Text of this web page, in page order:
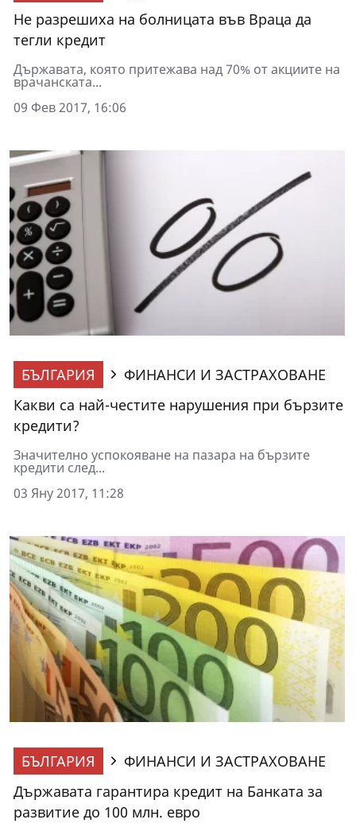
Не разрешиха на болницата във Враца да
тегли кредит
Държавата, която притежава над 70% от акциите на
врачанската...
09 Фев 2017, 16:06
БЪЛГАРИЯ
ФИНАНСИ И ЗАСТРАХОВАНЕ
Какви са най-честите нарушения при бързите
кредити?
Значително успокояване на пазара на бързите
кредити след...
03 Яну 2017, 11:28
БЪЛГАРИЯ
ФИНАНСИ И ЗАСТРАХОВАНЕ
Държавата гарантира кредит на Банката за
развитие до 100 млн. евро